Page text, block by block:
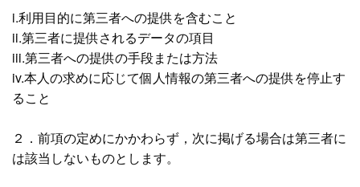
i.利用目的に第三者への提供を含むこと
ii.第三者に提供されるデータの項目
iii.第三者への提供の手段または方法
iv.本人の求めに応じて個人情報の第三者への提供を停止す
ること
２．前項の定めにかかわらず，次に掲げる場合は第三者に
は該当しないものとします。